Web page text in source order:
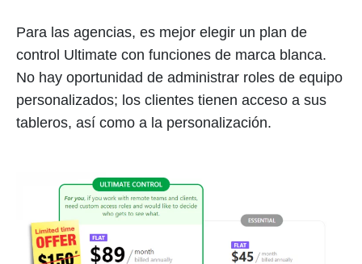
Para las agencias, es mejor elegir un plan de
control Ultimate con funciones de marca blanca.
No hay oportunidad de administrar roles de equipo
personalizados; los clientes tienen acceso a sus
tableros, así como a la personalización.